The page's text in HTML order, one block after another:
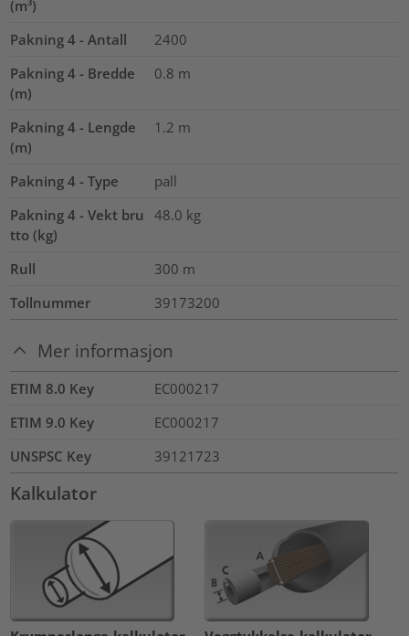
(m³)
Pakning 4 - Antall
2400
Pakning 4 - Bredde
(m)
0.8 m
Pakning 4 - Lengde
(m)
1.2 m
Pakning 4 - Type
pall
Pakning 4 - Vekt bru
tto (kg)
48.0 kg
Rull 300 m
Tollnummer
39173200
Mer informasjon
ETIM 8.0 Key
EC000217
ETIM 9.0 Key
EC000217
UNSPSC Key
39121723
Kalkulator